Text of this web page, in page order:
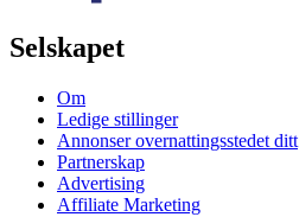
Selskapet
Om
Ledige stillinger
Annonser overnattingsstedet ditt
Partnerskap
Advertising
Affiliate Marketing